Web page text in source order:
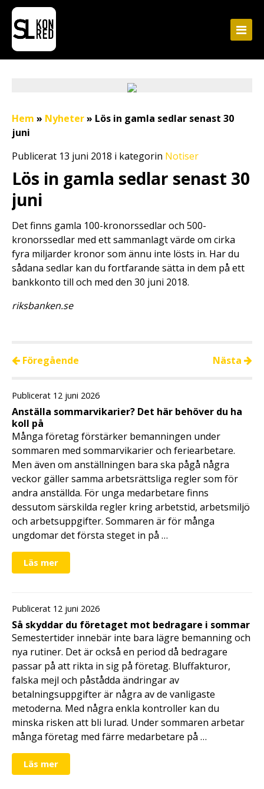
Hem » Nyheter» Lös in gamla sedlar senast 30
juni
Publicerat 13 juni 2018 i kategorin Notiser
Lös in gamla sedlar senast 30
juni
Det finns gamla 100-kronorssedlar och 500-
kronorssedlar med ett sammanlagt värde om cirka
fyra miljarder kronor som ännu inte lösts in. Har du
sådana sedlar kan du fortfarande sätta in dem på ett
bankkonto till och med den 30 juni 2018.
riksbanken.se
Föregående Nästa
Publicerat 12 juni 2026
Anställa sommarvikarier? Det här behöver du ha
koll på
Många företag förstärker bemanningen under
sommaren med sommarvikarier och feriearbetare.
Men även om anställningen bara ska pågå några
veckor gäller samma arbetsrättsliga regler som för
andra anställda. För unga medarbetare finns
dessutom särskilda regler kring arbetstid, arbetsmiljö
och arbetsuppgifter. Sommaren är för många
ungdomar det första steget in på …
Läs mer
Publicerat 12 juni 2026
Så skyddar du företaget mot bedragare i sommar
Semestertider innebär inte bara lägre bemanning och
nya rutiner. Det är också en period då bedragare
passar på att rikta in sig på företag. Bluffakturor,
falska mejl och påstådda ändringar av
betalningsuppgifter är några av de vanligaste
metoderna. Med några enkla kontroller kan du
minska risken att bli lurad. Under sommaren arbetar
många företag med färre medarbetare på …
Läs mer